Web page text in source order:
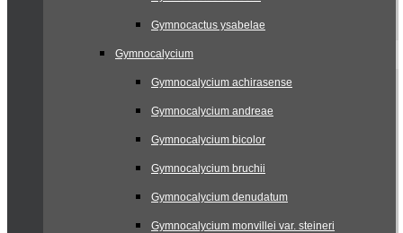
Gymnocactus ysabelae
Gymnocalycium
Gymnocalycium achirasense
Gymnocalycium andreae
Gymnocalycium bicolor
Gymnocalycium bruchii
Gymnocalycium denudatum
Gymnocalycium monvillei var. steineri